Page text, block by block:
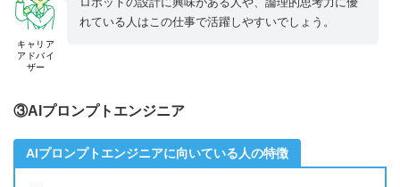
キャリア
アドバイ
ザー
れている人はこの仕事で活躍しやすいでしょう。
③AIプロンプトエンジニア
AIプロンプトエンジニアに向いている人の特徴